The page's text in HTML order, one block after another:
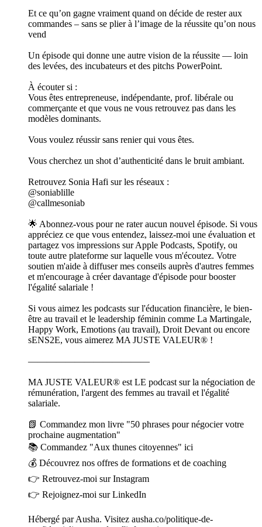
Et ce qu’on gagne vraiment quand on décide de rester aux
commandes – sans se plier à l’image de la réussite qu’on nous
vend
Un épisode qui donne une autre vision de la réussite — loin
des levées, des incubateurs et des pitchs PowerPoint.
À écouter si :
Vous êtes entrepreneuse, indépendante, prof. libérale ou
commerçante et que vous ne vous retrouvez pas dans les
modèles dominants.
Vous voulez réussir sans renier qui vous êtes.
Vous cherchez un shot d’authenticité dans le bruit ambiant.
Retrouvez Sonia Hafi sur les réseaux :
@soniablille
@callmesoniab
🌟 Abonnez-vous pour ne rater aucun nouvel épisode. Si vous
appréciez ce que vous entendez, laissez-moi une évaluation et
partagez vos impressions sur Apple Podcasts, Spotify, ou
toute autre plateforme sur laquelle vous m'écoutez. Votre
soutien m'aide à diffuser mes conseils auprès d'autres femmes
et m'encourage à créer davantage d'épisode pour booster
l'égalité salariale !
Si vous aimez les podcasts sur l'éducation financière, le bien-
être au travail et le leadership féminin comme La Martingale,
Happy Work, Emotions (au travail), Droit Devant ou encore
sENS2E, vous aimerez MA JUSTE VALEUR® !
—————————————
MA JUSTE VALEUR® est LE podcast sur la négociation de
rémunération, l'argent des femmes au travail et l'égalité
salariale.
📗 Commandez mon livre "50 phrases pour négocier votre
prochaine augmentation"
📚 Commandez "Aux thunes citoyennes" ici
💰 Découvrez nos offres de formations et de coaching
👉 Retrouvez-moi sur Instagram
👉 Rejoignez-moi sur LinkedIn
Hébergé par Ausha. Visitez ausha.co/politique-de-